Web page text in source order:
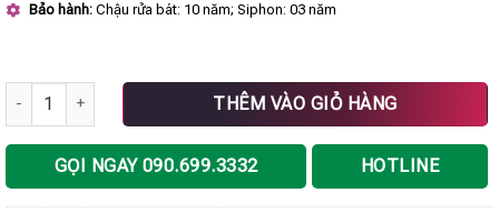
Bảo hành: Chậu rửa bát: 10 năm; Siphon: 03 năm
Chậu rửa bát KLUGER KT8050FB-S80 Plus số lượng
THÊM VÀO GIỎ HÀNG
GỌI NGAY 090.699.3332 HOTLINE